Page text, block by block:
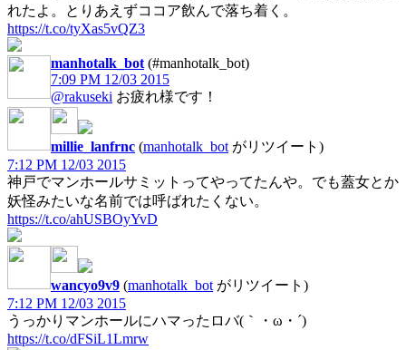
れたよ。とりあえずココア飲んで落ち着く。
https://t.co/tyXas5vQZ3
manhotalk_bot (#manhotalk_bot)
7:09 PM 12/03 2015
@rakuseki お疲れ様です！
millie_lanfrnc (manhotalk_bot がリツイート)
7:12 PM 12/03 2015
神戸でマンホールサミットってやってたんや。でも蓋女とか
妖怪みたいな名前では呼ばれたくない。
https://t.co/ahUSBOyYvD
wancyo9v9 (manhotalk_bot がリツイート)
7:12 PM 12/03 2015
うっかりマンホールにハマったロバ(｀・ω・´)
https://t.co/dFSiL1Lmrw